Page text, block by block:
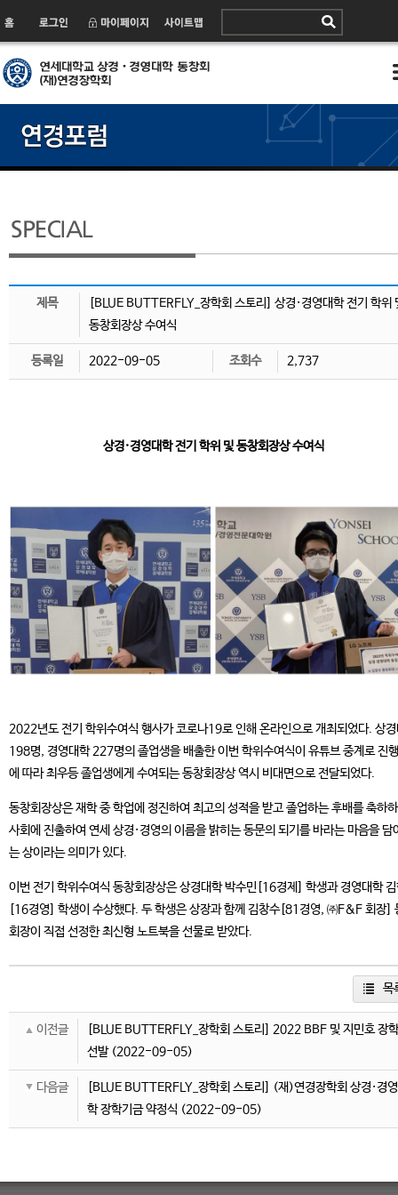
제목
[BLUE BUTTERFLY_장학회 스토리] 상경·경영대학 전기 학위
동창회장상 수여식
등록일 2022-09-05 조회수 2,737
상경·경영대학 전기 학위 및 동창회장상 수여식
2022년도 전기 학위수여식 행사가 코로나19로 인해 온라인으로 개최되었다. 상
198명, 경영대학 227명의 졸업생을 배출한 이번 학위수여식이 유튜브 중계로 진
에 따라 최우등 졸업생에게 수여되는 동창회장상 역시 비대면으로 전달되었다.
동창회장상은 재학 중 학업에 정진하여 최고의 성적을 받고 졸업하는 후배를 축하
사회에 진출하여 연세 상경·경영의 이름을 밝히는 동문의 되기를 바라는 마음을 담
는 상이라는 의미가 있다.
이번 전기 학위수여식 동창회장상은 상경대학 박수민[16경제] 학생과 경영대학
[16경영] 학생이 수상했다. 두 학생은 상장과 함께 김창수[81경영, ㈜F&F 회장]
회장이 직접 선정한 최신형 노트북을 선물로 받았다.
목
이전글
[BLUE BUTTERFLY_장학회 스토리] 2022 BBF 및 지민호 장
선발(2022-09-05)
다음글
[BLUE BUTTERFLY_장학회 스토리] (재)연경장학회 상경·경
학 장학기금 약정식 (2022-09-05)